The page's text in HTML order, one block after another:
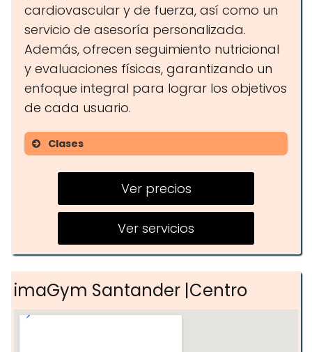
cardiovascular y de fuerza, así como un
servicio de asesoría personalizada.
Además, ofrecen seguimiento nutricional
y evaluaciones físicas, garantizando un
enfoque integral para lograr los objetivos
de cada usuario.
Clases
Yoga
Entrenamiento funcional
Ver precios
Ver servicios
imaGym Santander |Centro